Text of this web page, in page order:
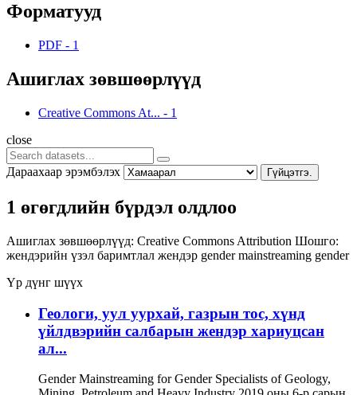
Форматууд
PDF - 1
Ашиглах зөвшөөрлүүд
Creative Commons At... - 1
close
Дараахаар эрэмбэлэх Гүйцэтгэ.
1 өгөгдлийн бүрдэл олдлоо
Ашиглах зөвшөөрлүүд: Creative Commons Attribution Шошго:
жендэрийн үзэл баримтлал жендэр gender mainstreaming gender
Үр дүнг шүүх
Геологи, уул уурхай, газрын тос, хүнд
үйлдвэрийн салбарын жендэр хариуцсан
ал...
Gender Mainstreaming for Gender Specialists of Geology,